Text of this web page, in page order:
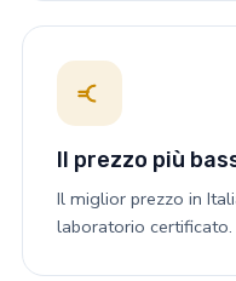
Il prezzo più
Il miglior prezzo in
laboratorio certificato.